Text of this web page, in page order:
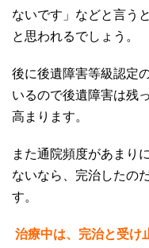
ないです」などと言う
と思われるでしょう。
後に後遺障害等級認定
いるので後遺障害は残
高まります。
また通院頻度があまり
ないなら、完治したの
す。
治療中は、完治と受け